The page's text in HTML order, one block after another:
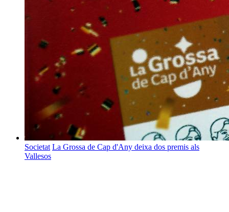
Societat La Grossa de Cap d'Any deixa dos premis als
Vallesos